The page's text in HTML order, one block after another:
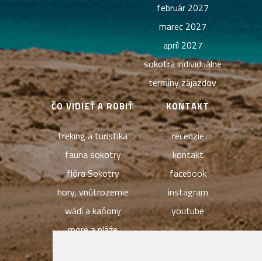
február 2027
marec 2027
apríl 2027
sokotra individuálne
termíny zájazdov
ČO VIDIEŤ A ROBIŤ
treking a turistika
fauna sokotry
flóra Sokotry
hory, vnútrozemie
wádí a kaňony
more a pláže
KONTAKT
recenzie
kontakt
facebook
instagram
youtube